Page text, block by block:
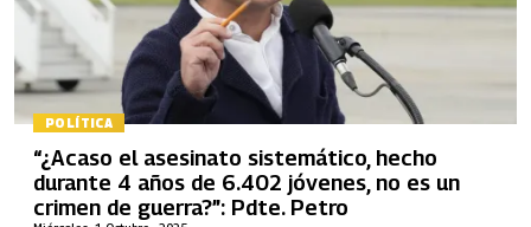
POLÍTICA
“¿Acaso el asesinato sistemático, hecho
durante 4 años de 6.402 jóvenes, no es un
crimen de guerra?”: Pdte. Petro